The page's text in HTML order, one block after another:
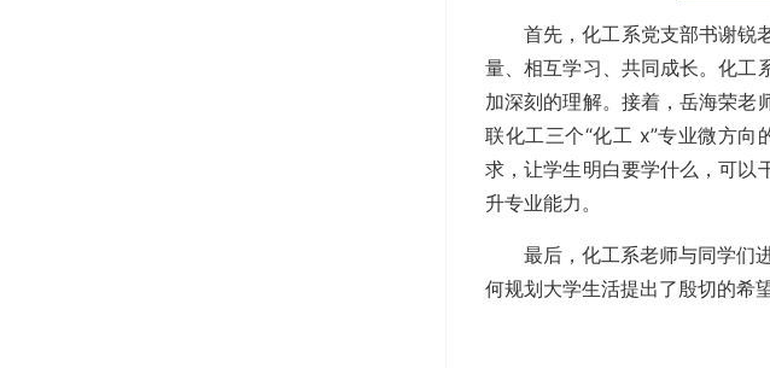
首先，化工系党支部书谢锐
量、相互学习、共同成长。化工
加深刻的理解。接着，岳海荣老
联化工三个“化工 x”专业微方
求，让学生明白要学什么，可以
升专业能力。
最后，化工系老师与同学们
何规划大学生活提出了殷切的希